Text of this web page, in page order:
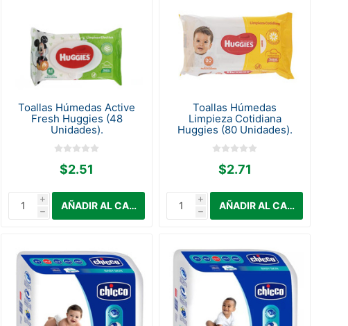
Toallas Húmedas Active
Fresh Huggies (48
Unidades).
$2.51
i
h
Toallas Húmedas
Limpieza Cotidiana
Huggies (80 Unidades).
$2.71
i
h